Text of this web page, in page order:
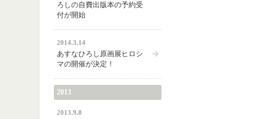
ろしの自費出版本の予約受
付が開始
2014.3.14
あすなひろし原画展ヒロシ
マの開催が決定！
2013
2013.9.8